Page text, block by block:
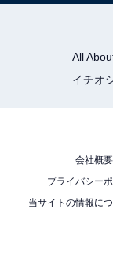
—
例えば、「
きた経験をチー
うなやさしさは
All
イチオ
会社概要
プライバシー
当サイトの情報に